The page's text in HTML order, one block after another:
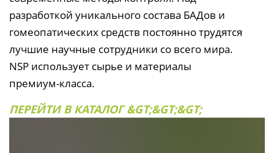
разработкой уникального состава БАДов и
гомеопатических средств постоянно трудятся
лучшие научные сотрудники со всего мира.
NSP использует сырье и материалы
премиум-класса.
ПЕРЕЙТИ В КАТАЛОГ &GT;&GT;&GT;